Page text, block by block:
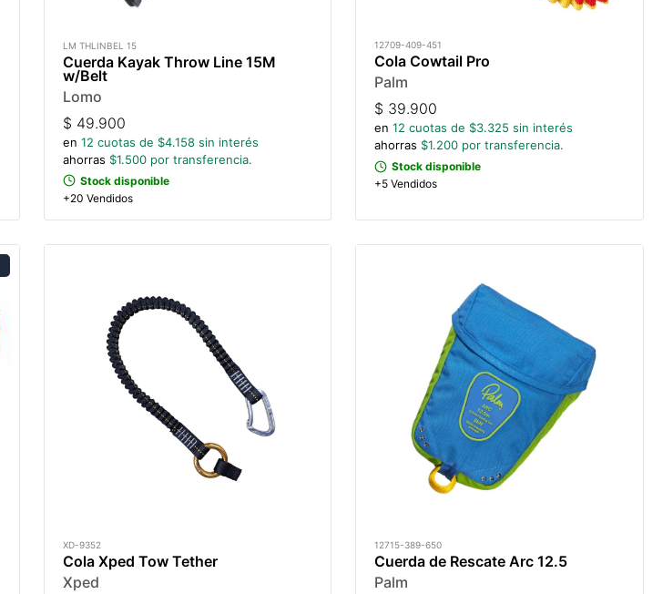
LM THLINBEL 15
Cuerda Kayak Throw Line 15M
w/Belt
Lomo
$ 49.900
en 12 cuotas de $4.158 sin interés
ahorras $1.500por transferencia.
Stock disponible
+20 Vendidos
12709-409-451
Cola Cowtail Pro
Palm
$ 39.900
en 12 cuotas de $3.325 sin interés
ahorras $1.200 por transferencia.
Stock disponible
+5 Vendidos
XD-9352
Cola Xped Tow Tether
Xped
12715-389-650
Cuerda de Rescate Arc 12.5
Palm